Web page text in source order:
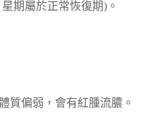
期屬於正常恢復期)。
質偏弱，會有紅腫流膿。